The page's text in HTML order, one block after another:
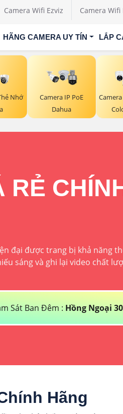
Camera Wifi Ezviz Camera Wifi
HÃNG CAMERA UY TÍN LẮP
Nhớ
Camera IP PoE
Dahua
đại được trang bị khả năng
sáng và ghi lại video chất
Sát Ban Đêm : Hồng Ngoại
Hãng